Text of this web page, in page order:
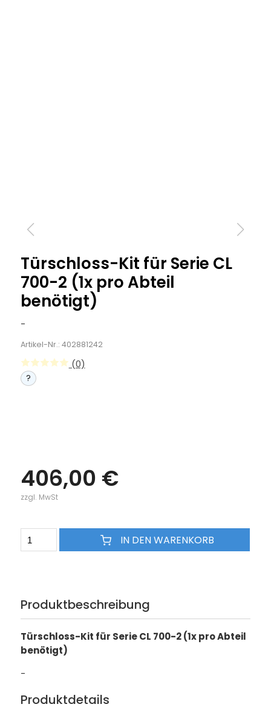
Türschloss-Kit für Serie CL
700-2 (1x pro Abteil
benötigt)
-
Artikel-Nr.: 402881242
(0)
?
406,00 €
zzgl. MwSt
IN DEN WARENKORB
Produktbeschreibung
Türschloss-Kit für Serie CL 700-2 (1x pro Abteil
benötigt)
-
Produktdetails